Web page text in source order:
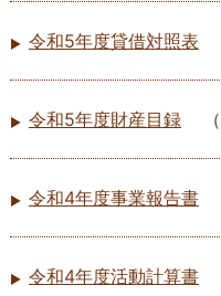
令和5年度貸借対照表
令和5年度財産目録 （
令和4年度事業報告書
令和4年度活動計算書